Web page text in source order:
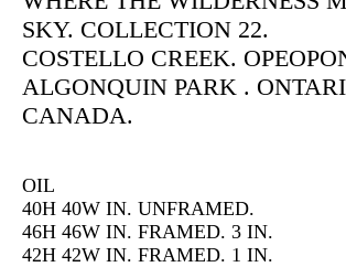
SKY. COLLECTION 22.
COSTELLO CREEK.
ALGONQUIN PARK .
CANADA.
OIL
40H 40W IN. UNFRAMED.
46H 46W IN. FRAMED. 3 IN.
42H 42W IN. FRAMED. 1 IN.